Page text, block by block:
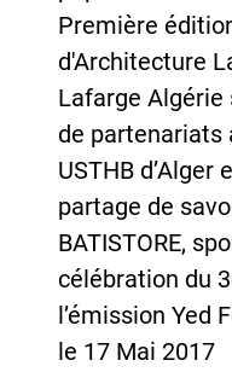
Première
d'Architecture
Lafarge Algérie
de partenariats
USTHB d’Alger
partage de
BATISTORE,
célébration du
l’émission Yed
le 17 Mai 2017